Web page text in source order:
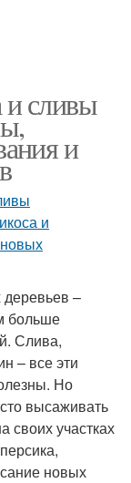
и сливы
и
–
больше
Слива,
– все эти
Но
высаживать
своих участках
новых